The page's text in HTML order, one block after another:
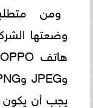
ومن
وضعتها